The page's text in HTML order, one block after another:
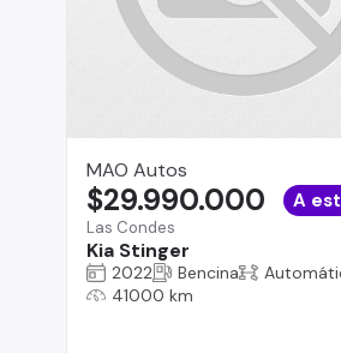
MAO Autos
Las Condes
Kia Stinger
$29.990.000 A
2022 Bencina
41000 km